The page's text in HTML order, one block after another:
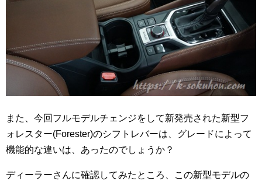
また、今回フルモデルチェンジをして新発売された新型フ
ォレスター(Forester)のシフトレバーは、グレードによって
機能的な違いは、あったのでしょうか？
ディーラーさんに確認してみたところ、この新型モデルの